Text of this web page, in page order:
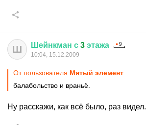
Ш Шейнкман с 3 этажа
10:04, 15.12.2009
От пользователя Mятый элемент
балабольство и враньё.
Ну расскажи, как всё было, раз видел.